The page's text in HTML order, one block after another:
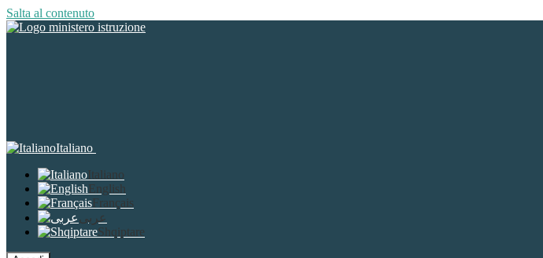
Salta al contenuto
Italiano
Italiano
English
Français
عربى
Shqiptare